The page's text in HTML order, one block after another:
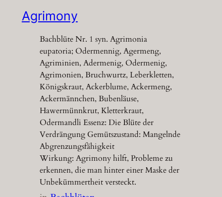
Agrimony
Bachblüte Nr. 1 syn. Agrimonia
eupatoria; Odermennig, Agermeng,
Agriminien, Adermenig, Odermenig,
Agrimonien, Bruchwurtz, Leberkletten,
Königskraut, Ackerblume, Ackermeng,
Ackermännchen, Bubenläuse,
Hawermünnkrut, Kletterkraut,
Odermandli Essenz: Die Blüte der
Verdrängung Gemütszustand: Mangelnde
Abgrenzungsfähigkeit
Wirkung: Agrimony hilft, Probleme zu
erkennen, die man hinter einer Maske der
Unbekümmertheit versteckt.